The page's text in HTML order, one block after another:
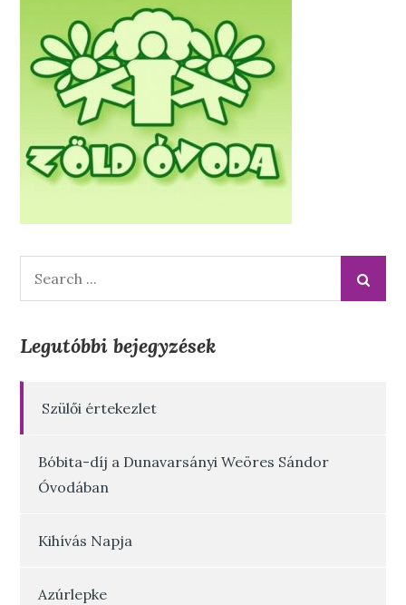
Legutóbbi bejegyzések
Szülői értekezlet
Bóbita-díj a Dunavarsányi Weöres Sándor
Óvodában
Kihívás Napja
Azúrlepke